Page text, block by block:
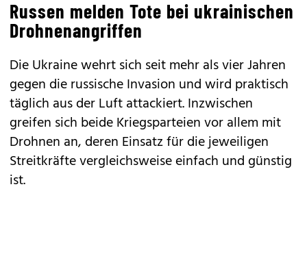
Russen melden Tote bei ukrainischen
Drohnenangriffen
Die Ukraine wehrt sich seit mehr als vier Jahren
gegen die russische Invasion und wird praktisch
täglich aus der Luft attackiert. Inzwischen
greifen sich beide Kriegsparteien vor allem mit
Drohnen an, deren Einsatz für die jeweiligen
Streitkräfte vergleichsweise einfach und günstig
ist.